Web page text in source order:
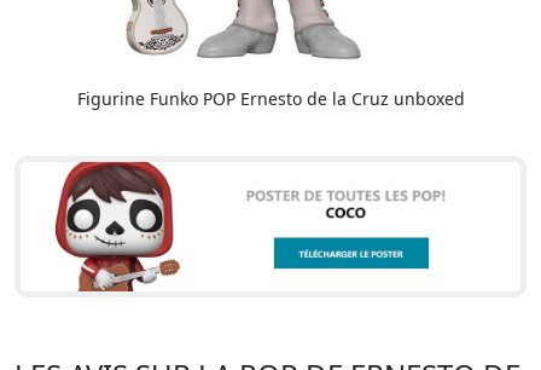
Figurine Funko POP Ernesto de la Cruz unboxed